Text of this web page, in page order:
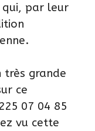
par leur
très grande
ce
07 04 85
vu cette